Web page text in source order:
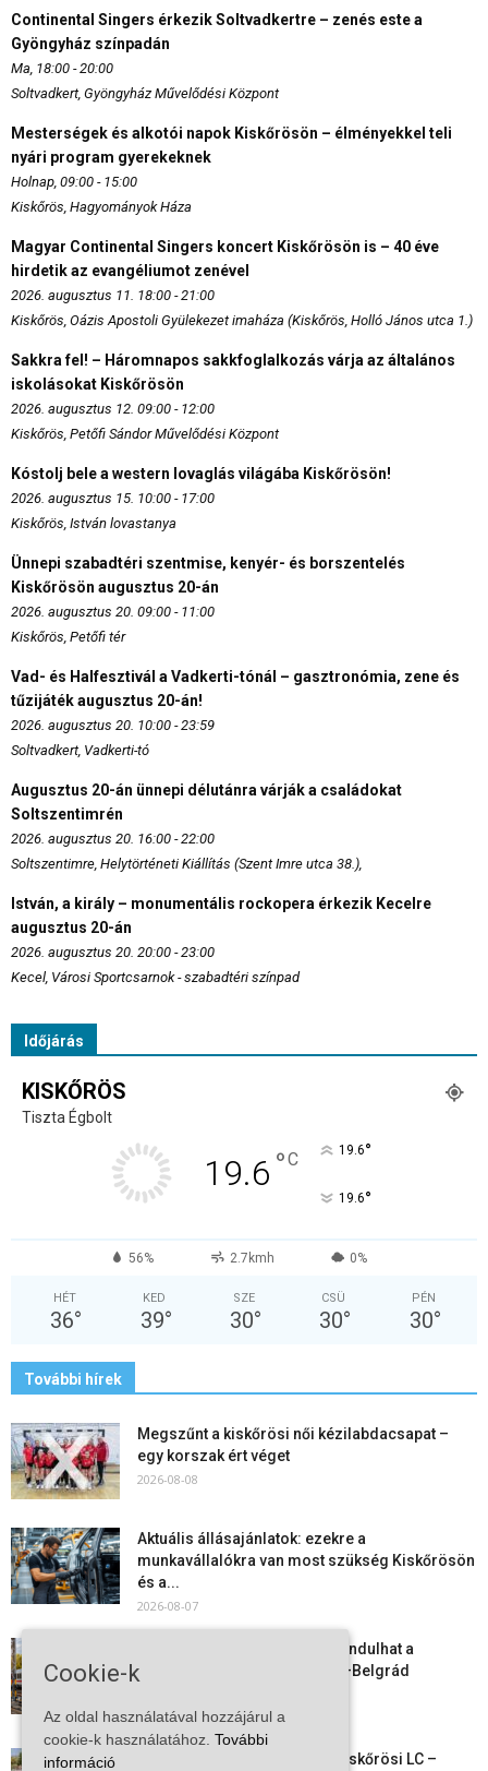
Continental Singers érkezik Soltvadkertre – zenés este a
Gyöngyház színpadán
Ma, 18:00 - 20:00
Soltvadkert, Gyöngyház Művelődési Központ
Mesterségek és alkotói napok Kiskőrösön – élményekkel teli
nyári program gyerekeknek
Holnap, 09:00 - 15:00
Kiskőrös, Hagyományok Háza
Magyar Continental Singers koncert Kiskőrösön is – 40 éve
hirdetik az evangéliumot zenével
2026. augusztus 11. 18:00 - 21:00
Kiskőrös, Oázis Apostoli Gyülekezet imaháza (Kiskőrös, Holló János utca 1.)
Sakkra fel! – Háromnapos sakkfoglalkozás várja az általános
iskolásokat Kiskőrösön
2026. augusztus 12. 09:00 - 12:00
Kiskőrös, Petőfi Sándor Művelődési Központ
Kóstolj bele a western lovaglás világába Kiskőrösön!
2026. augusztus 15. 10:00 - 17:00
Kiskőrös, István lovastanya
Ünnepi szabadtéri szentmise, kenyér- és borszentelés
Kiskőrösön augusztus 20-án
2026. augusztus 20. 09:00 - 11:00
Kiskőrös, Petőfi tér
Vad- és Halfesztivál a Vadkerti-tónál – gasztronómia, zene és
tűzijáték augusztus 20-án!
2026. augusztus 20. 10:00 - 23:59
Soltvadkert, Vadkerti-tó
Augusztus 20-án ünnepi délutánra várják a családokat
Soltszentimrén
2026. augusztus 20. 16:00 - 22:00
Soltszentimre, Helytörténeti Kiállítás (Szent Imre utca 38.),
István, a király – monumentális rockopera érkezik Kecelre
augusztus 20-án
2026. augusztus 20. 20:00 - 23:00
Kecel, Városi Sportcsarnok - szabadtéri színpad
Időjárás
KISKŐRÖS
Tiszta Égbolt
19.6 °C 19.6°
19.6°
56% 2.7kmh 0%
HÉT
36°
KED
39°
SZE
30°
CSÜ
30°
PÉN
30°
További hírek
Megszűnt a kiskőrösi női kézilabdacsapat –
egy korszak ért véget
2026-08-08
Aktuális állásajánlatok: ezekre a
munkavállalókra van most szükség Kiskőrösön
és a...
2026-08-07
Vitézy Dávid: már ősszel újraindulhat a
személyszállítás a Budapest–Belgrád
2026-08-06
Megkezdte a felkészülést a Kiskőrösi LC –
Cookie-k
Az oldal használatával hozzájárul a
cookie-k használatához. További
információ